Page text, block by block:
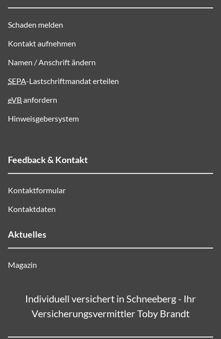
Schaden melden
Kontakt aufnehmen
Namen / Anschrift ändern
SEPA-Lastschriftmandat erteilen
eVBanfordern
Hinweisgebersystem
Feedback & Kontakt
Kontaktformular
Kontaktdaten
Aktuelles
Magazin
Individuell versichert in Schneeberg - Ihr
Versicherungsvermittler Toby Brandt